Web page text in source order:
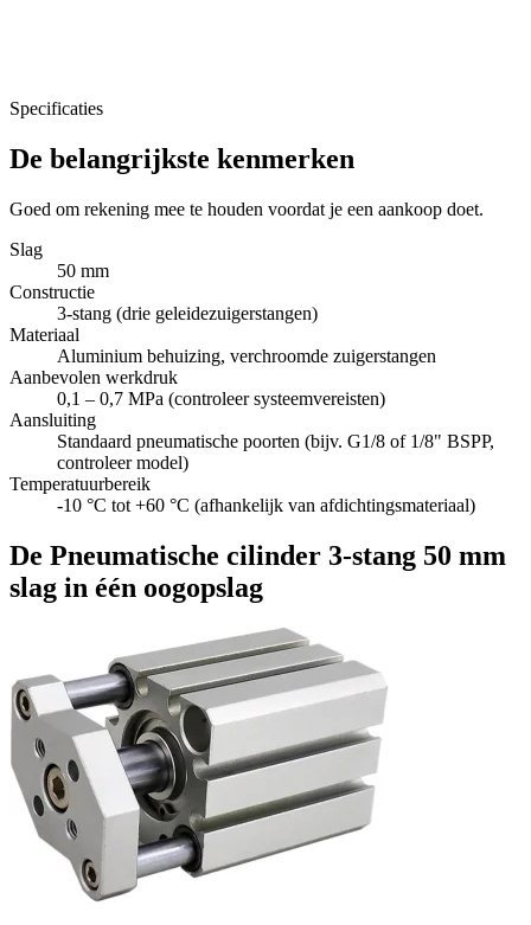
Specificaties
De belangrijkste kenmerken
Goed om rekening mee te houden voordat je een aankoop doet.
Slag
50 mm
Constructie
3-stang (drie geleidezuigerstangen)
Materiaal
Aluminium behuizing, verchroomde zuigerstangen
Aanbevolen werkdruk
0,1 – 0,7 MPa (controleer systeemvereisten)
Aansluiting
Standaard pneumatische poorten (bijv. G1/8 of 1/8" BSPP,
controleer model)
Temperatuurbereik
-10 °C tot +60 °C (afhankelijk van afdichtingsmateriaal)
De Pneumatische cilinder 3‑stang 50 mm
slag in één oogopslag